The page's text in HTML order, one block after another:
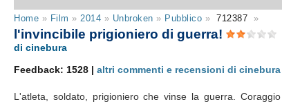
Home » Film » 2014 » Unbroken » Pubblico » 712387 »
l'invincibile prigioniero di guerra!
di cinebura
Feedback: 1528 |altri commenti e recensioni di cinebura
L'atleta, soldato, prigioniero che vinse la guerra.